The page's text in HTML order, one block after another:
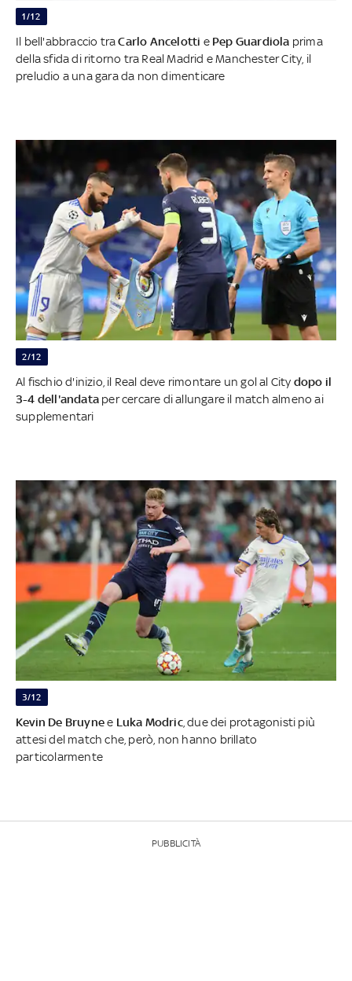
1/12
Il bell'abbraccio traCarlo Ancelotti e Pep Guardiola prima
della sfida di ritorno tra Real Madrid e Manchester City, il
preludio a una gara da non dimenticare
2/12
Al fischio d'inizio, il Real deve rimontare un gol al City dopo il
3-4 dell'andata per cercare di allungare il match almeno ai
supplementari
3/12
Kevin De Bruynee Luka Modric, due dei protagonisti più
attesi del match che, però, non hanno brillato
particolarmente
PUBBLICITÀ